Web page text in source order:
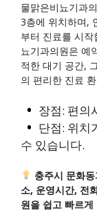
물맑은비뇨기과
3층에 위치하며,
부터 진료를 시
뇨기과의원은 예
적한 대기 공간,
의 편리한 진료
장점: 편의
단점: 위치
수 있습니다.
충주시 문화
소, 운영시간, 전
원을 쉽고 빠르